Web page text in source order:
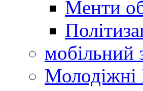
Менти
мобільний
Молодіжні